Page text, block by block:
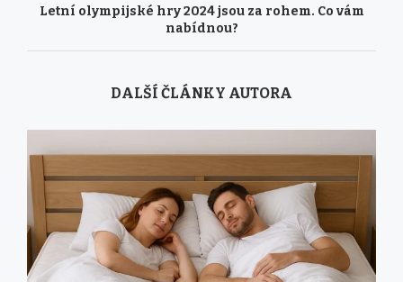
Letní olympijské hry 2024 jsou za rohem. Co vám
nabídnou?
DALŠÍ ČLÁNKY AUTORA